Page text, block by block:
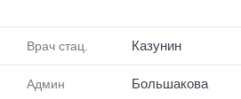
Врач стац. Казунин
Админ Большакова